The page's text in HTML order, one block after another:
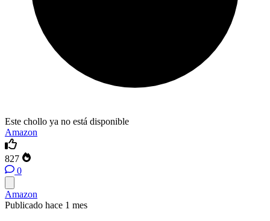
Este chollo ya no está disponible
Amazon
827
0
Amazon
Publicado hace 1 mes